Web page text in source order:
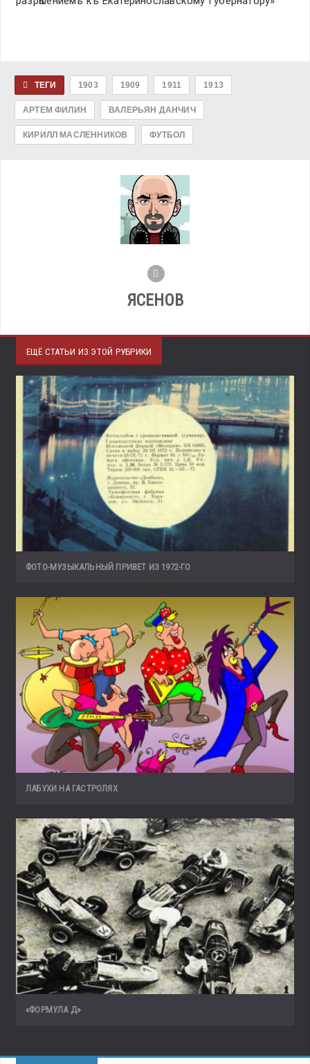
ТЕГИ 1903 1909 1911 1913
АРТЕМ ФИЛИН ВАЛЕРЬЯН ДАНЧИЧ
КИРИЛЛ МАСЛЕННИКОВ ФУТБОЛ
ЯСЕНОВ
ЕЩЁ СТАТЬИ ИЗ ЭТОЙ РУБРИКИ
ФОТО-МУЗЫКАЛЬНЫЙ ПРИВЕТ ИЗ 1972-ГО
ЛАБУХИ НА ГАСТРОЛЯХ
«ФОРМУЛА Д»